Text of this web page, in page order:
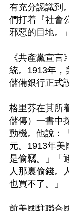
有充分認識到
們打着『社會
邪惡的目地。」
《共產黨宣
統。1913年，
儲備銀行正式
格里芬在其所
儲傳）一書中
動機。他說：
元。1913年美
是偷竊。」「
人那裏偷錢。
也買不了。」
前美國駐聯合